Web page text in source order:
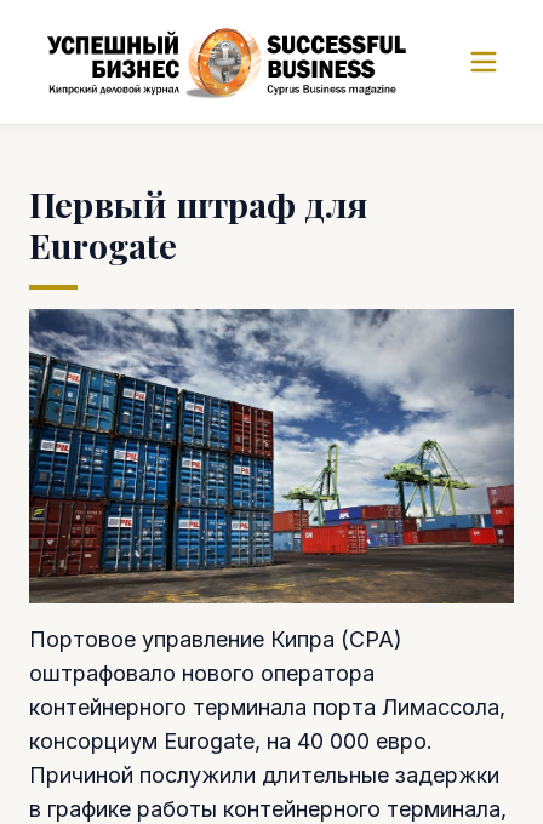
Первый штраф для
Eurogate
Портовое управление Кипра (CPA)
оштрафовало нового оператора
контейнерного терминала порта Лимассола,
консорциум Eurogate, на 40 000 евро.
Причиной послужили длительные задержки
в графике работы контейнерного терминала,